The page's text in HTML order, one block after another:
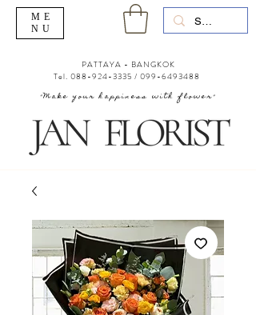
"Make your happiness with flower"
PATTAYA - BANGKOK
Tel. 088-924-3335 / 099-6493488
ME
NU